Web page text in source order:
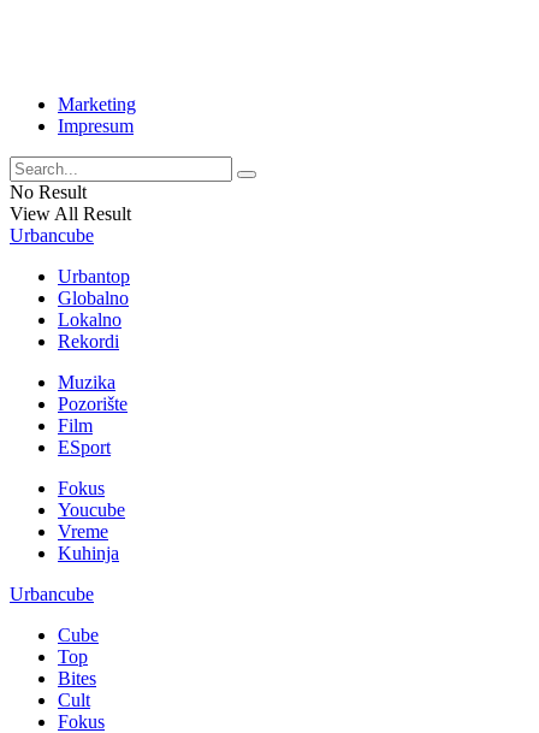
Marketing
Impresum
No Result
View All Result
Urbancube
Urbantop
Globalno
Lokalno
Rekordi
Muzika
Pozorište
Film
ESport
Fokus
Youcube
Vreme
Kuhinja
Urbancube
Cube
Top
Bites
Cult
Fokus